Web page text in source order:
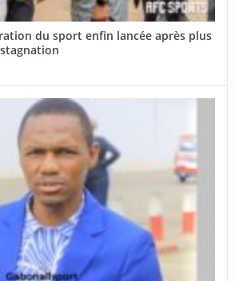
du sport enfin lancée après plus